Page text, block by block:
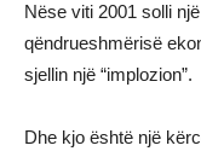
Nëse viti 2001 solli
qëndrueshmërisë
sjellin një “implozion”.
Dhe kjo është një